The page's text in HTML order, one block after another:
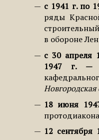
с 1941 г. по
ряды
в обороне
с 30 апреля
1947 г.
Новгородская
18 июня
протодиакона
12 сентября